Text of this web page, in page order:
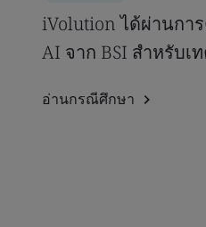
iVolution ได้ผ่านกา
AI จาก BSI สำหรับเ
อ่านกรณีศึกษา